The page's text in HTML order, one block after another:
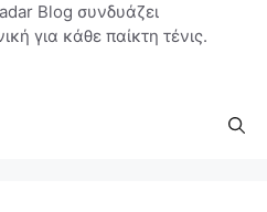
Blog συνδυάζει
για κάθε παίκτη τένις.